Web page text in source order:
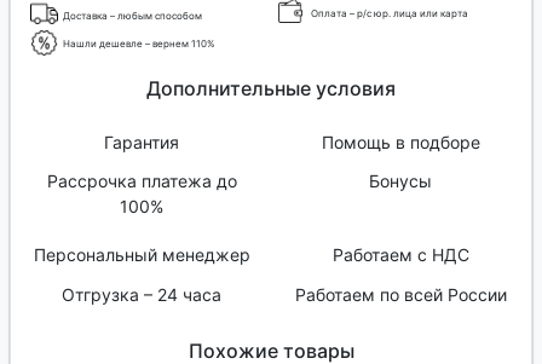
Доставка – любым способом Оплата – р/с юр. лица или карта
Нашли дешевле – вернем 110%
Дополнительные условия
Гарантия
Помощь в подборе
Рассрочка платежа до
100%
Бонусы
Персональный менеджер
Работаем с НДС
Отгрузка – 24 часа
Работаем по всей России
Похожие товары